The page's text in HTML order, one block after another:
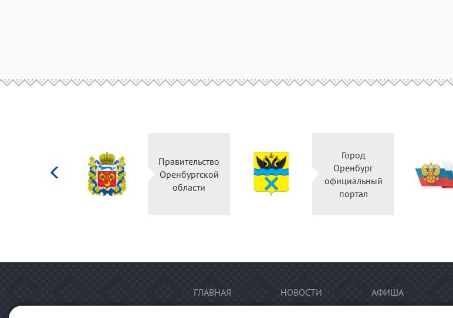
Правительство
Оренбургской
области
Город
Оренбург
официальный
портал
ГЛАВНАЯ НОВОСТИ АФИША